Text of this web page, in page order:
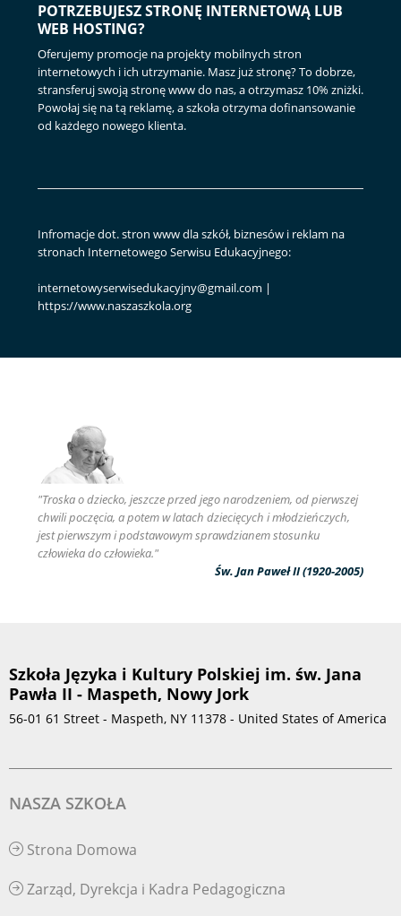
POTRZEBUJESZ STRONĘ INTERNETOWĄ LUB
WEB HOSTING?
Oferujemy promocje na projekty mobilnych stron
internetowych i ich utrzymanie. Masz już stronę? To dobrze,
stransferuj swoją stronę www do nas, a otrzymasz 10% zniżki.
Powołaj się na tą reklamę, a szkoła otrzyma dofinansowanie
od każdego nowego klienta.
Infromacje dot. stron www dla szkół, biznesów i reklam na
stronach Internetowego Serwisu Edukacyjnego:
internetowyserwisedukacyjny@gmail.com |
https://www.naszaszkola.org
"Troska o dziecko, jeszcze przed jego narodzeniem, od pierwszej
chwili poczęcia, a potem w latach dziecięcych i młodzieńczych,
jest pierwszym i podstawowym sprawdzianem stosunku
człowieka do człowieka."
Św. Jan Paweł II (1920-2005)
Szkoła Języka i Kultury Polskiej im. św. Jana
Pawła II - Maspeth, Nowy Jork
56-01 61 Street - Maspeth, NY 11378 - United States of America
NASZA SZKOŁA
Strona Domowa
Zarząd, Dyrekcja i Kadra Pedagogiczna